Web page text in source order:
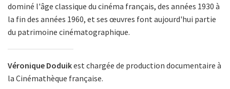
dominé l'âge classique du cinéma français, des années 1930 à
la fin des années 1960, et ses œuvres font aujourd'hui partie
du patrimoine cinématographique.
Véronique Doduikest chargée de production documentaire à
la Cinémathèque française.